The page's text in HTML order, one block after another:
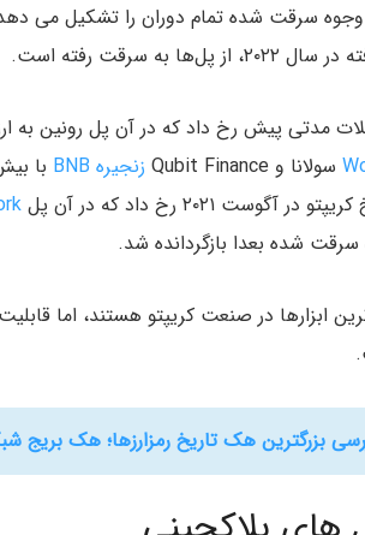
به سرقت رفته است.
پیش رخ داد که در آن پل رونین به ارزش ۵۴۰ میلیون
سولانا و Qubit Finance زنجیره BNB
۲۰۲۱ رخ داد که در آن پل
سرقت شده بعدا بازگردانده شد.
ابزارها در صنعت کریپتو هستند، اما
بزرگترین هک تاریخ رمز‌ارزها؛ هک بریج